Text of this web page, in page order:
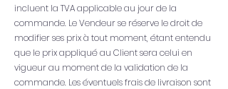
incluent la TVA applicable au jour de la
commande. Le Vendeur se réserve le droit de
modifier ses prix à tout moment, étant entendu
que le prix appliqué au Client sera celui en
vigueur au moment de la validation de la
commande. Les éventuels frais de livraison sont